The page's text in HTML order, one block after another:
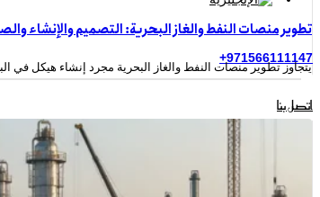
971566111147+
اتصل بنا
تطوير منصات النفط والغاز البحرية: التصميم والإنشاء
يتجاوز تطوير منصات النفط والغاز البحرية مجرد إنشاء هيكل في